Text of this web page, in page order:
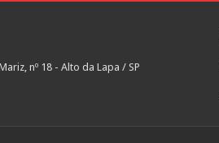
nº 18 - Alto da Lapa / SP